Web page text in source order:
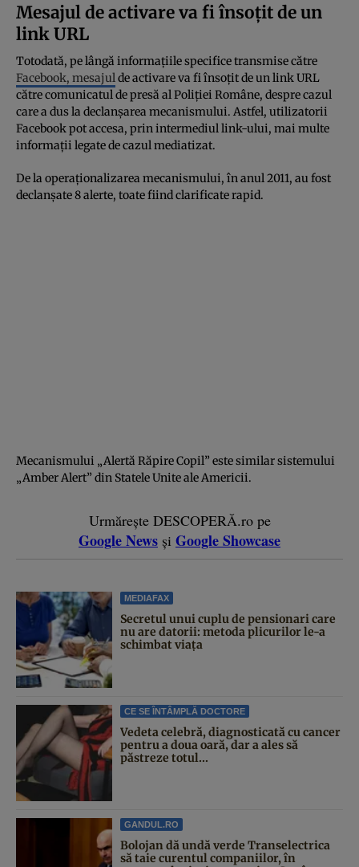
Mesajul de activare va fi însoțit de un
link URL
Totodată, pe lângă informațiile specifice transmise către
Facebook, mesajulde activare va fi însoțit de un link URL
către comunicatul de presă al Poliției Române, despre cazul
care a dus la declanșarea mecanismului. Astfel, utilizatorii
Facebook pot accesa, prin intermediul link-ului, mai multe
informații legate de cazul mediatizat.
De la operaționalizarea mecanismului, în anul 2011, au fost
declanșate 8 alerte, toate fiind clarificate rapid.
Mecanismului „Alertă Răpire Copil” este similar sistemului
„Amber Alert” din Statele Unite ale Americii.
Urmărește DESCOPERĂ.ro pe
Google News și Google Showcase
MEDIAFAX
Secretul unui cuplu de pensionari care
nu are datorii: metoda plicurilor le-a
schimbat viața
CE SE ÎNTÂMPLĂ DOCTORE
Vedeta celebră, diagnosticată cu cancer
pentru a doua oară, dar a ales să
păstreze totul...
GANDUL.RO
Bolojan dă undă verde Transelectrica
să taie curentul companiilor, în